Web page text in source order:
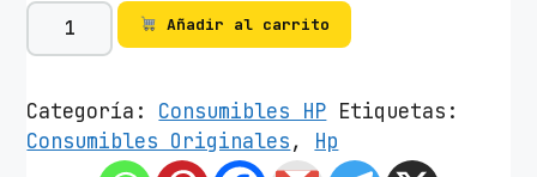
C
a
t
u
Añadir al carrito
Categoría: Consumibles HP Etiquetas:
Consumibles Originales, Hp